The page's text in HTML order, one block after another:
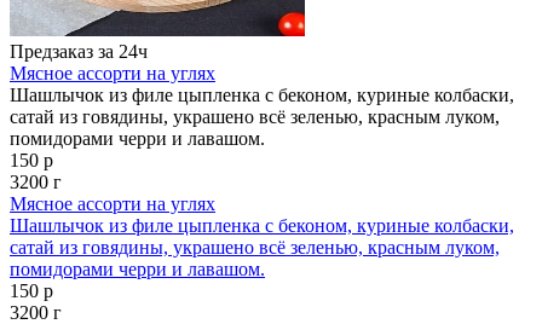
Предзаказ за 24ч
Мясное ассорти на углях
Шашлычок из филе цыпленка с беконом, куриные колбаски,
сатай из говядины, украшено всё зеленью, красным луком,
помидорами черри и лавашом.
150 р
3200 г
Мясное ассорти на углях
Шашлычок из филе цыпленка с беконом, куриные колбаски,
сатай из говядины, украшено всё зеленью, красным луком,
помидорами черри и лавашом.
150 р
3200 г